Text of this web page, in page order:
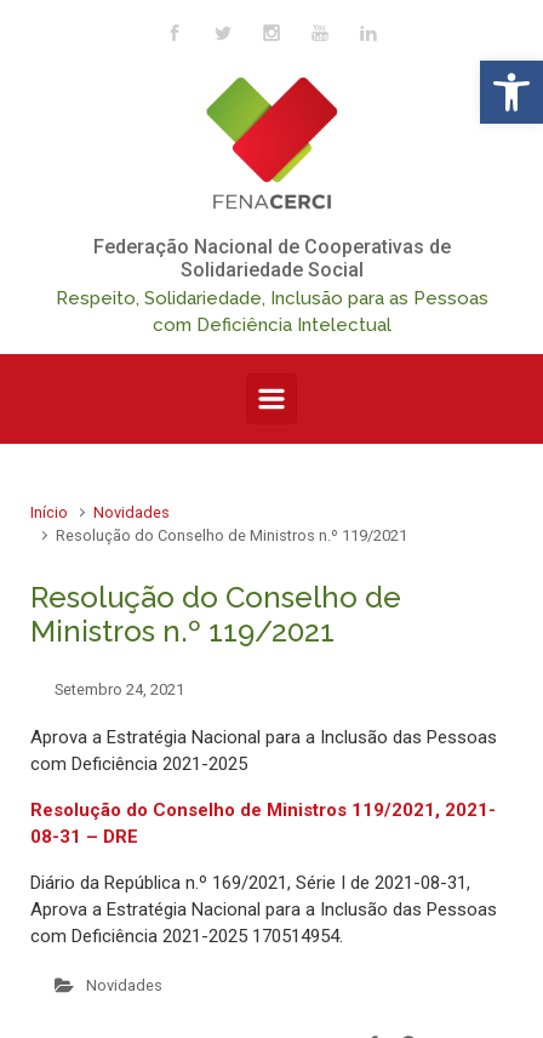
Skip to main content
Federação Nacional de Cooperativas de
Solidariedade Social
Respeito, Solidariedade, Inclusão para as Pessoas
com Deficiência Intelectual
Início
Novidades
Resolução do Conselho de Ministros n.º 119/2021
Resolução do Conselho de
Ministros n.º 119/2021
Setembro 24, 2021
Aprova a Estratégia Nacional para a Inclusão das Pessoas
com Deficiência 2021-2025
Resolução do Conselho de Ministros 119/2021, 2021-
08-31 – DRE
Diário da República n.º 169/2021, Série I de 2021-08-31,
Aprova a Estratégia Nacional para a Inclusão das Pessoas
com Deficiência 2021-2025 170514954.
Novidades